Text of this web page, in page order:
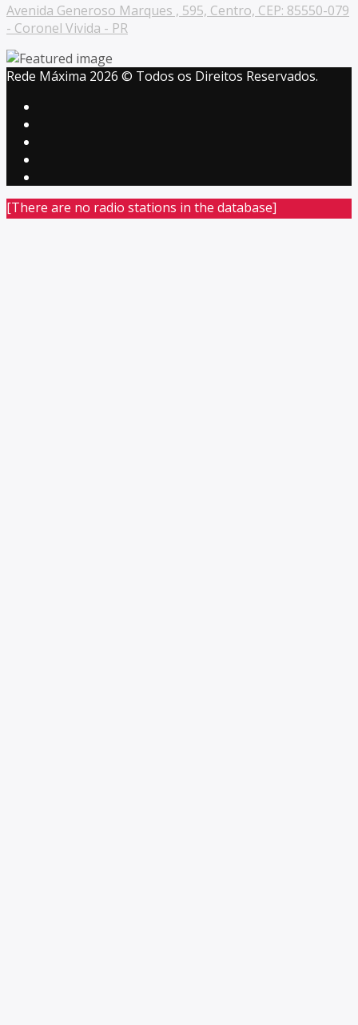
Avenida Generoso Marques , 595, Centro, CEP: 85550-079
- Coronel Vivida - PR
Rede Máxima 2026 © Todos os Direitos Reservados.
[There are no radio stations in the database]